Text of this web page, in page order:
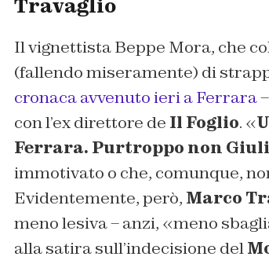
Travaglio
Il vignettista Beppe Mora, che
(fallendo miseramente) di
cronaca avvenuto ieri a Ferrara
con l’ex direttore de Il Foglio. «
Ferrara. Purtroppo non
immotivato o che, comunque,
Evidentemente, però, Marco
meno lesiva – anzi, «meno
alla satira sull’indecisione del